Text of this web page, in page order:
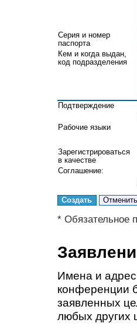
Серия и номер
паспорта
Кем и когда выдан,
код подразделения
Подтверждение
Рабочие языки
Зарегистрироваться
в качестве
Соглашение:
* Обязательное
Имена и адрес
конференции
заявленных
любых других